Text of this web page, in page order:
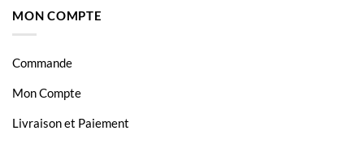
Canon Pixma TS8350
Canon Pixma TS8352
Canon Pixma TS9150
Canon Pixma TS9155
MON COMPTE
Commande
Mon Compte
Livraison et Paiement